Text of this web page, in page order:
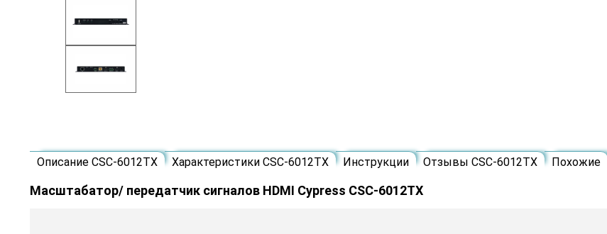
Описание CSC-6012TX Характеристики CSC-6012TX Инструкции Отзывы CSC-6012TX Похожие
Масштабатор/ передатчик сигналов HDMI Cypress CSC-6012TX